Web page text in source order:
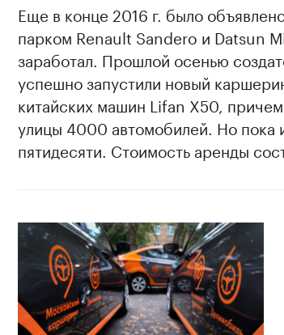
Еще в конце 2016 г. было
парком Renault Sandero и Datsun
заработал. Прошлой осенью
успешно запустили новый
китайских машин Lifan X50,
улицы 4000 автомобилей. Но пока
пятидесяти. Стоимость аренды